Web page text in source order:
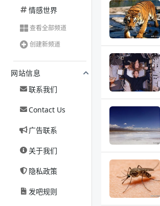
情感世界
查看全部频道
创建新频道
网站信息
联系我们
Contact Us
广告联系
关于我们
隐私政策
发吧规则